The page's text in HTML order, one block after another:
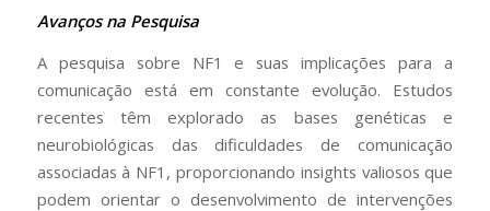
Avanços na Pesquisa
A pesquisa sobre NF1 e suas implicações para a
comunicação está em constante evolução. Estudos
recentes têm explorado as bases genéticas e
neurobiológicas das dificuldades de comunicação
associadas à NF1, proporcionando insights valiosos que
podem orientar o desenvolvimento de intervenções